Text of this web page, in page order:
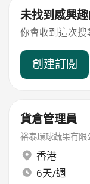
未找到感興
你會收到這次
創建訂閱
貨倉管理員
裕泰環球蔬果有限
香港
6天/週